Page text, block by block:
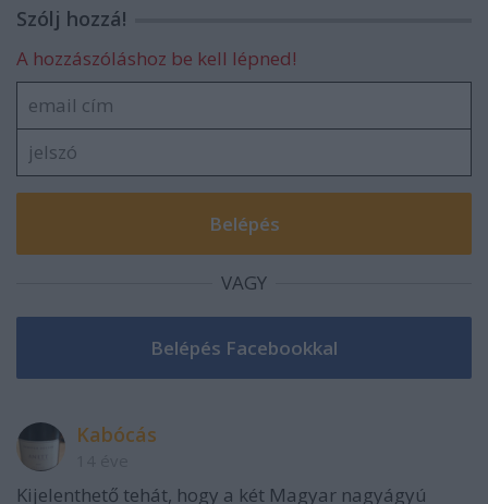
Szólj hozzá!
A hozzászóláshoz be kell lépned!
VAGY
Kabócás
Kijelenthető tehát, hogy a két Magyar nagyágyú